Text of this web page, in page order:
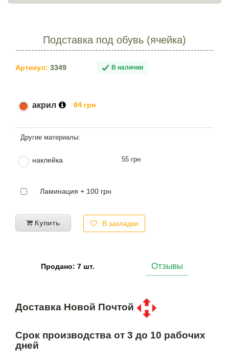
Подставка под обувь (ячейка)
Артикул: 3349 В наличии
акрил 84 грн
наклейка 55 грн
Ламинация + 100 грн
Купить В закладки
Продано: 7 шт. Отзывы
Доставка Новой Почтой
Срок производства от 3 до 10 рабочих
дней